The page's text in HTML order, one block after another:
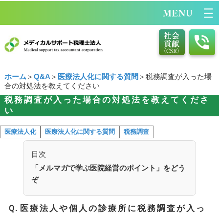
ホーム ＞ Q&A ＞ 医療法人化に関する質問 ＞税務調査が入った場
合の対処法を教えてください
税務調査が入った場合の対処法を教えてくださ
い
医療法人化 医療法人化に関する質問 税務調査
目次
「メルマガで学ぶ医院経営のポイント」をどう
ぞ
Ｑ. 医療法人や個人の診療所に税務調査が入っ